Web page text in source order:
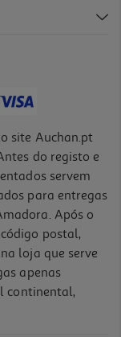
site Auchan.pt
do registo e
servem
para entregas
Após o
postal,
loja que serve
apenas
continental,